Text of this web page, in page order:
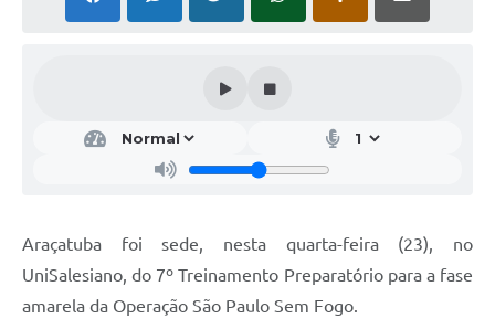
Araçatuba foi sede, nesta quarta-feira (23), no
UniSalesiano, do 7º Treinamento Preparatório para a fase
amarela da Operação São Paulo Sem Fogo.